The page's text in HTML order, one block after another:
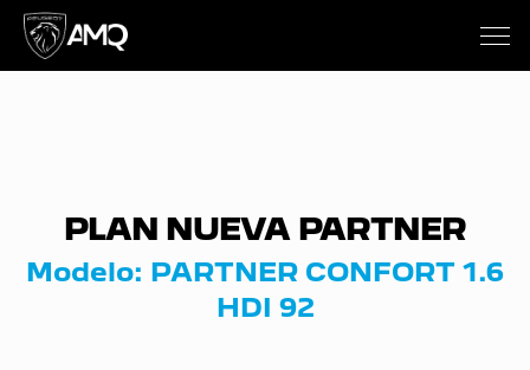
PLAN NUEVA PARTNER
Modelo: PARTNER CONFORT 1.6
HDI 92